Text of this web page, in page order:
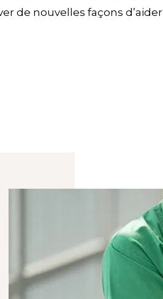
de nouvelles façons d’aider